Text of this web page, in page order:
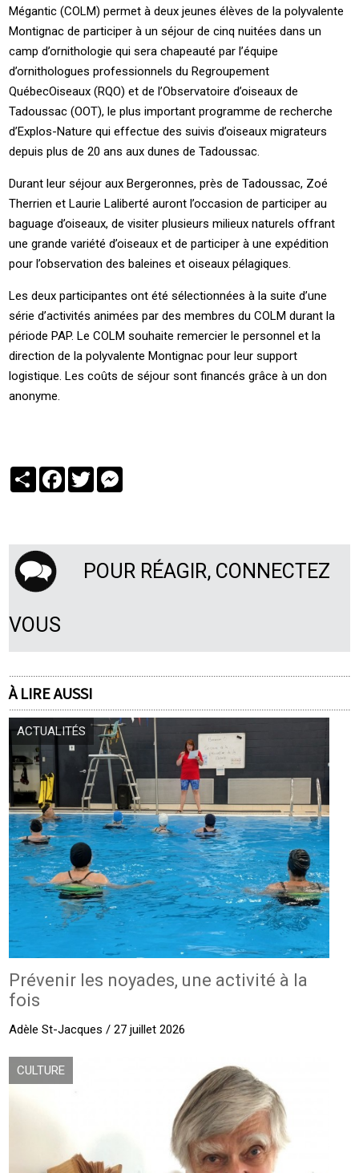
Mégantic (COLM) permet à deux jeunes élèves de la polyvalente
Montignac de participer à un séjour de cinq nuitées dans un
camp d’ornithologie qui sera chapeauté par l’équipe
d’ornithologues professionnels du Regroupement
QuébecOiseaux (RQO) et de l’Observatoire d’oiseaux de
Tadoussac (OOT), le plus important programme de recherche
d’Explos-Nature qui effectue des suivis d’oiseaux migrateurs
depuis plus de 20 ans aux dunes de Tadoussac.
Durant leur séjour aux Bergeronnes, près de Tadoussac, Zoé
Therrien et Laurie Laliberté auront l’occasion de participer au
baguage d’oiseaux, de visiter plusieurs milieux naturels offrant
une grande variété d’oiseaux et de participer à une expédition
pour l’observation des baleines et oiseaux pélagiques.
Les deux participantes ont été sélectionnées à la suite d’une
série d’activités animées par des membres du COLM durant la
période PAP. Le COLM souhaite remercier le personnel et la
direction de la polyvalente Montignac pour leur support
logistique. Les coûts de séjour sont financés grâce à un don
anonyme.
PartagerFacebook
Twitter
POUR RÉAGIR, CONNECTEZ
VOUS
À LIRE AUSSI
ACTUALITÉS
Prévenir les noyades, une activité à la
fois
Adèle St-Jacques / 27 juillet 2026
CULTURE